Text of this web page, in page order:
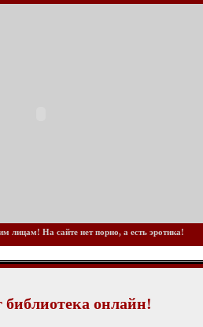
лицам! На сайте нет порно, а есть эротика!
библиотека онлайн!